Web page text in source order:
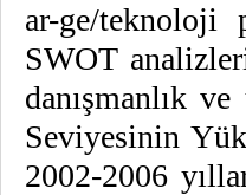
ar-ge/teknoloji
SWOT
danışmanlık
Seviyesinin
2002-2006